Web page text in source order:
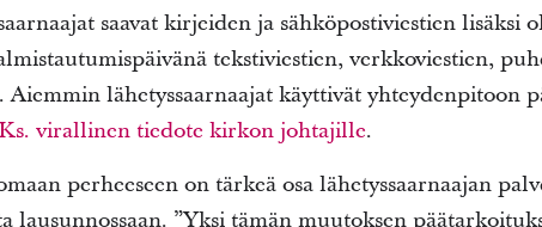
saavat kirjeiden ja sähköpostiviestien lisäksi
tekstiviestien, verkkoviestien,
lähetyssaarnaajat käyttivät yhteydenpitoon
Ks. virallinen tiedote kirkon johtajille.
perheeseen on tärkeä osa lähetyssaarnaajan
lausunnossaan. ”Yksi tämän muutoksen